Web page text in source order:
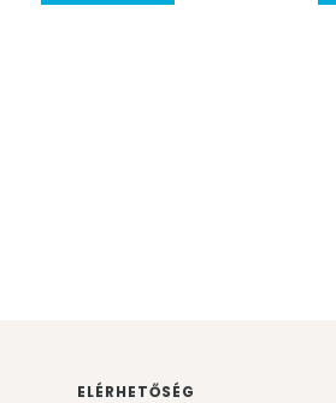
ELÉRHETŐSÉG